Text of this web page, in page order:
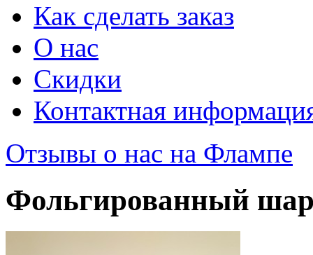
Как сделать заказ
О нас
Скидки
Контактная
Отзывы о нас на Флампе
Фольгированный